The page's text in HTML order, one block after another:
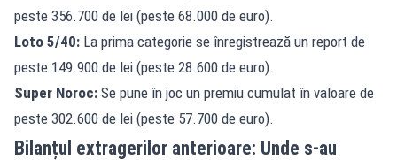
peste 356.700 de lei (peste 68.000 de euro).
Loto 5/40: La prima categorie se înregistrează un report de
peste 149.900 de lei (peste 28.600 de euro).
Super Noroc: Se pune în joc un premiu cumulat în valoare de
peste 302.600 de lei (peste 57.700 de euro).
Bilanțul extragerilor anterioare: Unde s-au